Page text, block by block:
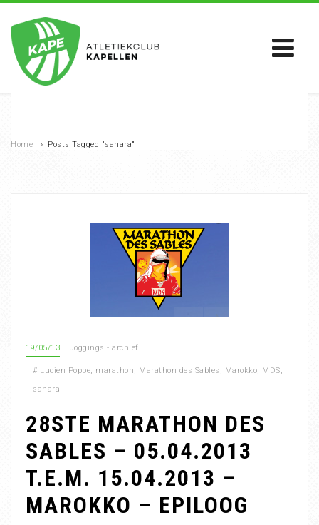
Home › Posts Tagged "sahara"
19/05/13 Joggings - archief
# Lucien Poppe, marathon, Marathon des Sables , Marokko, MDS,
sahara
28STE MARATHON DES
SABLES – 05.04.2013
T.E.M. 15.04.2013 –
MAROKKO – EPILOOG